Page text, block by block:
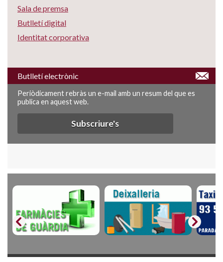
Sala de premsa
Butlletí digital
Identitat corporativa
Butlletí electrònic
Periòdicament rebràs un e-mail amb un resum del que es
publica en aquest web.
Subscriure's